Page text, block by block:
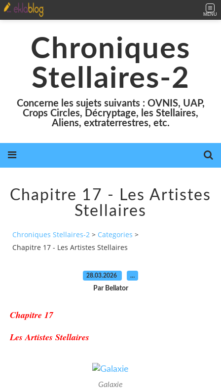
MENU
Chroniques
Stellaires-2
Concerne les sujets suivants : OVNIS, UAP,
Crops Circles, Décryptage, les Stellaires,
Aliens, extraterrestres, etc.
Chapitre 17 - Les Artistes
Stellaires
Chroniques Stellaires-2 > Categories >
Chapitre 17 - Les Artistes Stellaires
28.03.2026 …
Par Bellator
Chapitre 17
Les Artistes Stellaires
Galaxie